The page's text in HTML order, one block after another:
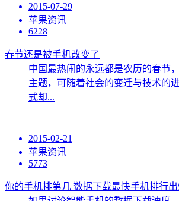
2015-07-29
苹果资讯
6228
春节还是被手机改变了
中国最热闹的永远都是农历的春节
主题，可随着社会的变迁与技术的
式却...
2015-02-21
苹果资讯
5773
你的手机排第几 数据下载最快手机排行出